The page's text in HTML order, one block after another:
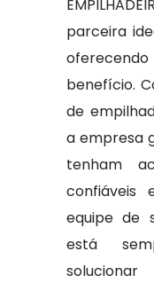
parceira
benefício.
de
a empresa
tenham
confiáveis
equipe de
está